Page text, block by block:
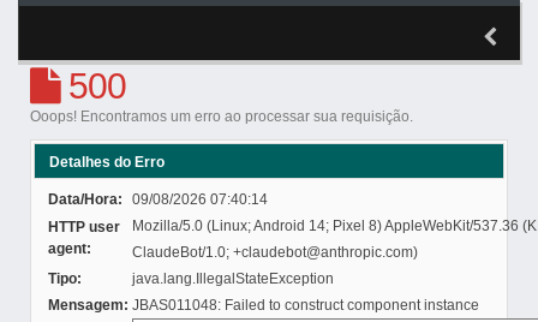
500
Ooops! Encontramos um erro ao processar sua requisição.
Detalhes do Erro
Data/Hora:
09/08/2026 07:40:14
HTTP user
agent:
Mozilla/5.0 (Linux; Android 14; Pixel 8) AppleWebKit/537.36
ClaudeBot/1.0; +claudebot@anthropic.com)
Tipo:
java.lang.IllegalStateException
Mensagem: JBAS011048: Failed to construct component instance